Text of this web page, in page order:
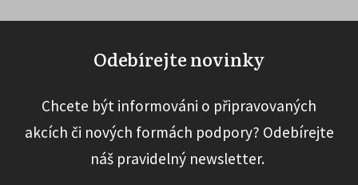
Odebírejte novinky
Chcete být informováni o připravovaných
akcích či nových formách podpory? Odebírejte
náš pravidelný newsletter.